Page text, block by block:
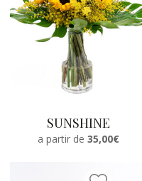
SUNSHINE
a partir de 35,00€